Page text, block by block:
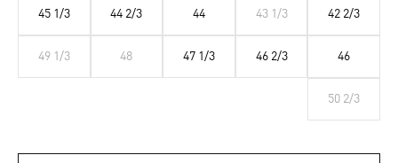
42 2/3
43 1/3
44
44 2/3
45 1/3
46
46 2/3
47 1/3
48
49 1/3
50 2/3